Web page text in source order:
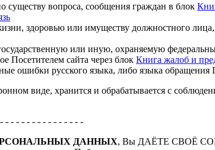
существу вопроса, сообщения граждан в блок
здоровью или имуществу должностного лица,
или иную, охраняемую
Посетителем сайта через блок Книга жалоб и
ошибки русского языка, либо языка обращения
виде, хранится и обрабатывается с
- - - - - - - - - - - - - - -
ДАННЫХ, Вы ДАЁТЕ СВОЁ